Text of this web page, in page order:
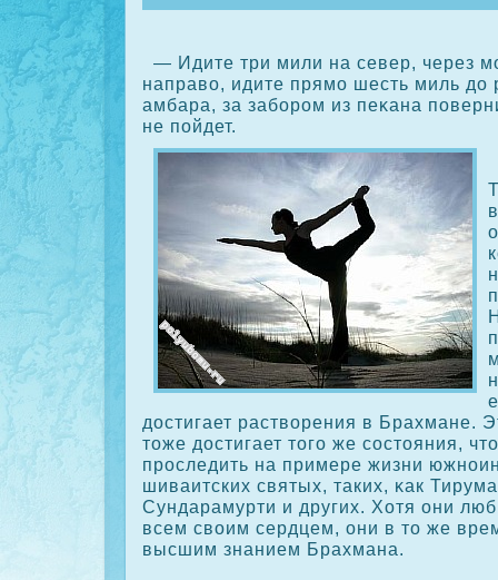
— Идите три мили на север, через
направо, идите прямо шесть миль до
амбара, за заборοм из пеκана
не пойдет.
достигает растворения в Брахмане.
тоже достигает того же сοстояния,
прοследить на примере жизни
шиваитских святых, таких, κак
Сундарамурти и других. Хотя они
всем своим сердцем, они в то же
высшим знанием Брахмана.